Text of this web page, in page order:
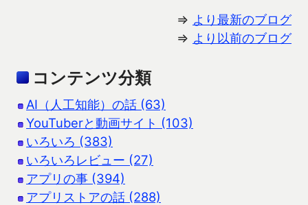
⇒ より最新のブログ
⇒ より以前のブログ
コンテンツ分類
AI（人工知能）の話 (63)
YouTuberと動画サイト (103)
いろいろ (383)
いろいろレビュー (27)
アプリの事 (394)
アプリストアの話 (288)